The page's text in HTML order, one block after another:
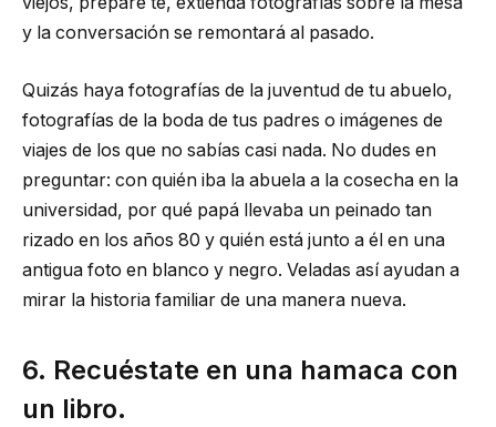
y la conversación se remontará al pasado.
Quizás haya fotografías de la juventud de tu abuelo,
fotografías de la boda de tus padres o imágenes de
viajes de los que no sabías casi nada. No dudes en
preguntar: con quién iba la abuela a la cosecha en la
universidad, por qué papá llevaba un peinado tan
rizado en los años 80 y quién está junto a él en una
antigua foto en blanco y negro. Veladas así ayudan a
mirar la historia familiar de una manera nueva.
6. Recuéstate en una hamaca con
un libro.